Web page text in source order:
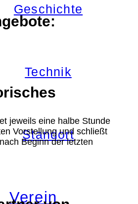
Geschichte
Technik
Standort
Verein
jeweils eine halbe Stunde
Vorstellung und schließt
Beginn der letzten